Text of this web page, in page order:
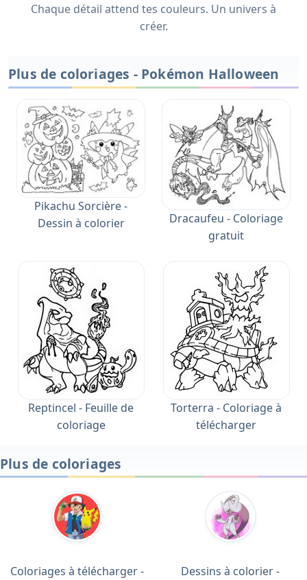
Chaque détail attend tes couleurs. Un univers à
créer.
Plus de coloriages - Pokémon Halloween
Pikachu Sorcière -
Dessin à colorier
Dracaufeu - Coloriage
gratuit
Reptincel - Feuille de
coloriage
Torterra - Coloriage à
télécharger
Plus de coloriages
Coloriages à télécharger -
Dessins à colorier -